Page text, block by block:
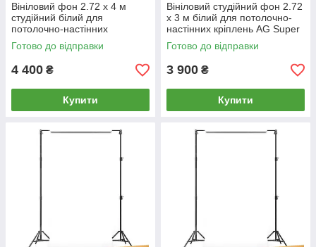
Вініловий фон 2.72 х 4 м
студійний білий для
потолочно-настінних
кріплень AG Super Matt VINIL
BD-PRO White
Готово до відправки
4 400 ₴
Купити
Вініловий студійний фон 2.72
х 3 м білий для потолочно-
настінних кріплень AG Super
Matt VINIL BD-PRO White
Готово до відправки
3 900 ₴
Купити